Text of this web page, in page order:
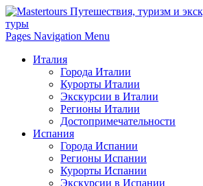
Pages Navigation Menu
Италия
Города Италии
Курорты Италии
Экскурсии в Италии
Регионы Италии
Достопримечательности
Испания
Города Испании
Регионы Испании
Курорты Испании
Экскурсии в Испании